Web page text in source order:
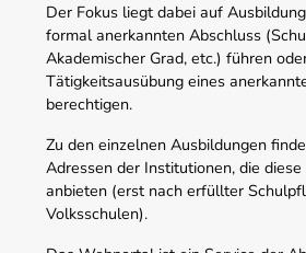
Der Fokus liegt dabei auf
formal anerkannten Abschluss
Akademischer Grad, etc.) führen
Tätigkeitsausübung eines
berechtigen.
Zu den einzelnen Ausbildungen
Adressen der Institutionen, die
anbieten (erst nach erfüllter
Volksschulen).